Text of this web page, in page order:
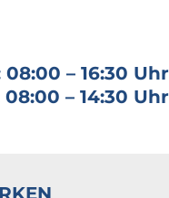
mm
– 16:30 Uhr
– 14:30 Uhr